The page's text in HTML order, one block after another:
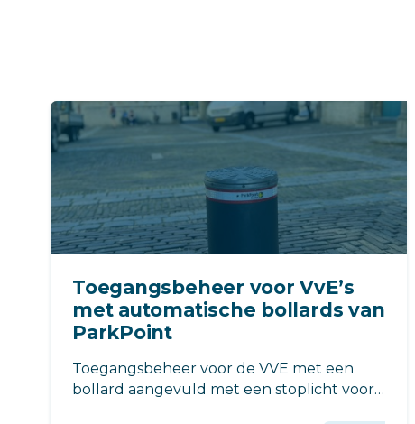
Toegangsbeheer voor VvE’s
met automatische bollards van
ParkPoint
Toegangsbeheer voor de VVE met een
bollard aangevuld met een stoplicht voor